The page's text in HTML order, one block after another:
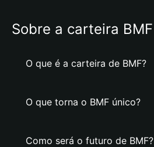
Sobre a carteira BMF
O que é a carteira de BMF?
O que torna o BMF único?
Como será o futuro de BMF?